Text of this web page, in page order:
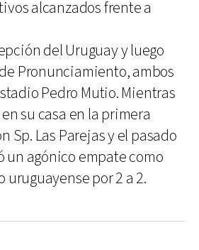
alcanzados frente a
del Uruguay y luego
Pronunciamiento, ambos
Pedro Mutio. Mientras
su casa en la primera
Sp. Las Parejas y el pasado
un agónico empate como
por 2 a 2.